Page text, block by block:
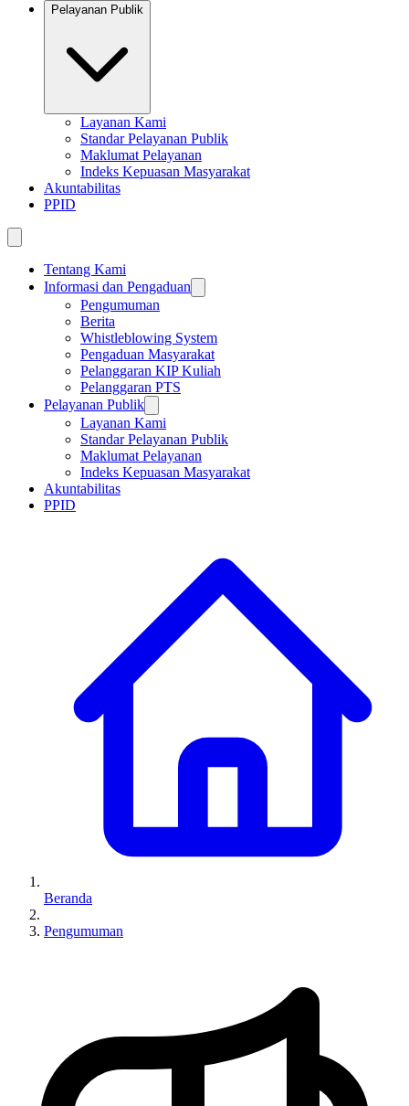
Pelayanan Publik
Layanan Kami
Standar Pelayanan Publik
Maklumat Pelayanan
Indeks Kepuasan Masyarakat
Akuntabilitas
PPID
Tentang Kami
Informasi dan Pengaduan
Pengumuman
Berita
Whistleblowing System
Pengaduan Masyarakat
Pelanggaran KIP Kuliah
Pelanggaran PTS
Pelayanan Publik
Layanan Kami
Standar Pelayanan Publik
Maklumat Pelayanan
Indeks Kepuasan Masyarakat
Akuntabilitas
PPID
Beranda
Pengumuman